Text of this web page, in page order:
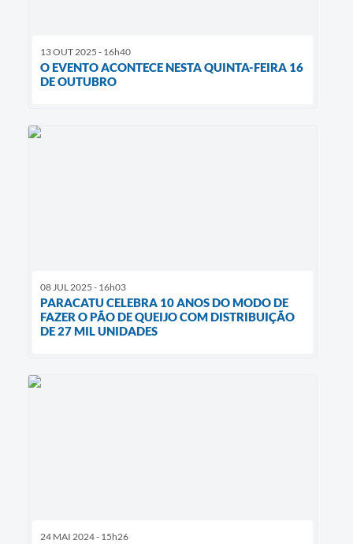
13 OUT 2025 - 16h40
O EVENTO ACONTECE NESTA QUINTA-FEIRA 16
DE OUTUBRO
08 JUL 2025 - 16h03
PARACATU CELEBRA 10 ANOS DO MODO DE
FAZER O PÃO DE QUEIJO COM DISTRIBUIÇÃO
DE 27 MIL UNIDADES
24 MAI 2024 - 15h26